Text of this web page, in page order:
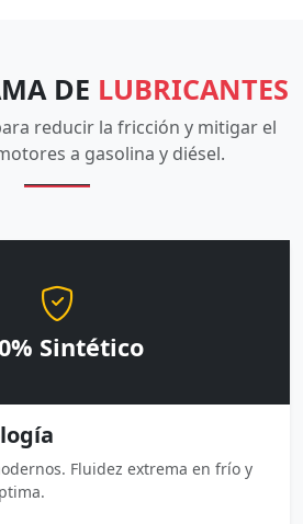
DE LUBRICANTES
reducir la fricción y mitigar el
a gasolina y diésel.
Sintético
Fluidez extrema en frío y